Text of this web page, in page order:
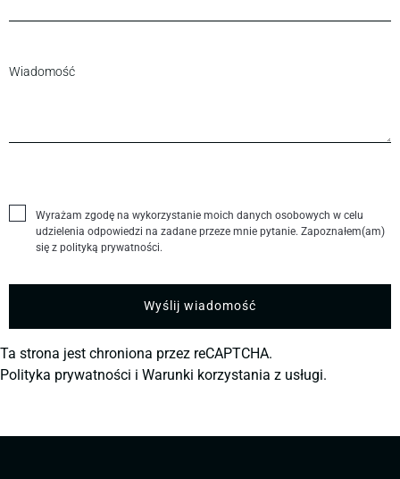
Wyrażam zgodę na wykorzystanie moich danych osobowych w celu
udzielenia odpowiedzi na zadane przeze mnie pytanie. Zapoznałem(am)
się z polityką prywatności.
Ta strona jest chroniona przez reCAPTCHA.
Polityka prywatności i Warunki korzystania z usługi.